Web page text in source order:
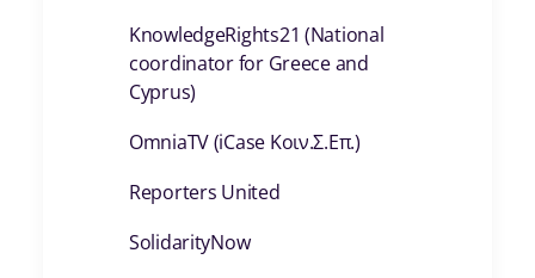
KnowledgeRights21 (National
coordinator for Greece and
Cyprus)
OmniaTV (iCase Κοιν.Σ.Επ.)
Reporters United
SolidarityNow